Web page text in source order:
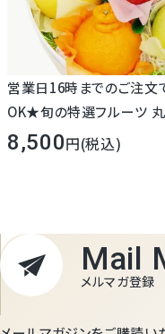
営業日16時までのご注文
OK★旬の特選フルーツ
わせ【8,500円】
8,500 (税込)
Mail
メルマガ登録